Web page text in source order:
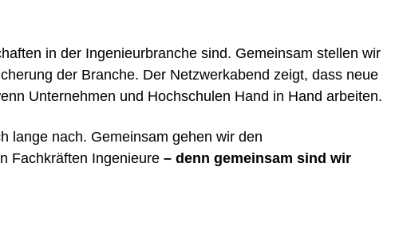
in der Ingenieurbranche sind. Gemeinsam stellen wir
der Branche. Der Netzwerkabend zeigt, dass neue
Unternehmen und Hochschulen Hand in Hand arbeiten.
lange nach. Gemeinsam gehen wir den
Fachkräften Ingenieure – denn gemeinsam sind wir